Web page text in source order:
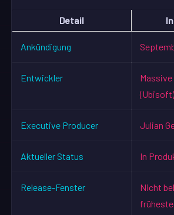
Detail
Ankündigung
Entwickler
(Ubisoft)
Executive Producer Julian
Aktueller Status In
Release-Fenster
Nicht